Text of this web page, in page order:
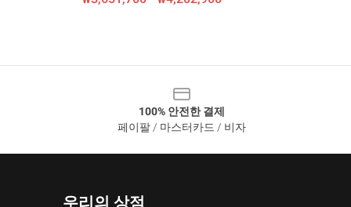
100% 안전한 결제
페이팔 / 마스터카드 / 비자
우리의 상점